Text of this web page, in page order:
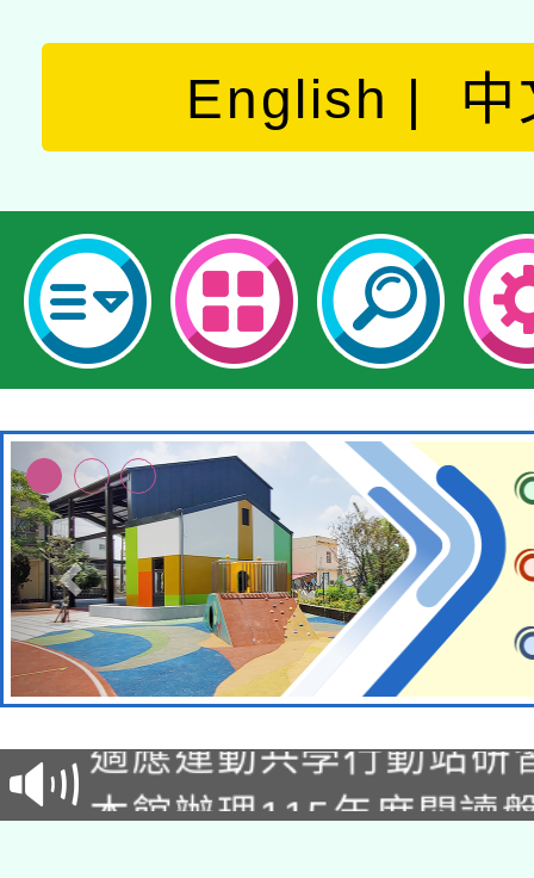
English 中
本校115學年度第2次
招甄選結果公告(無人
招)
本館辦理115年度閱讀